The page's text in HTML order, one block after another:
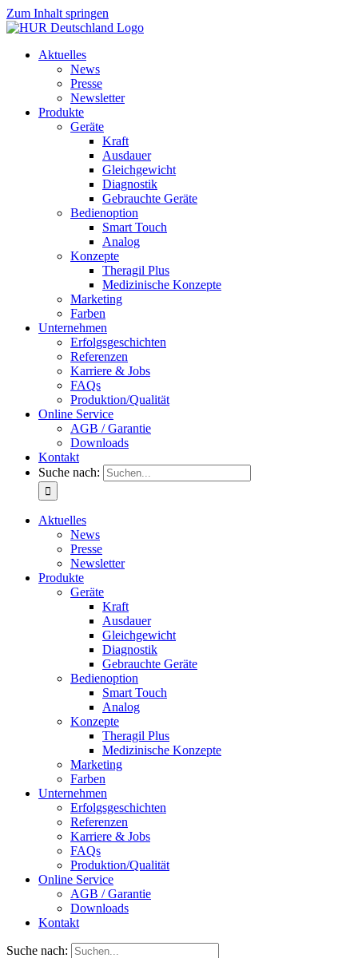
Zum Inhalt springen
Aktuelles
News
Presse
Newsletter
Produkte
Geräte
Kraft
Ausdauer
Gleichgewicht
Diagnostik
Gebrauchte Geräte
Bedienoption
Smart Touch
Analog
Konzepte
Theragil Plus
Medizinische Konzepte
Marketing
Farben
Unternehmen
Erfolgsgeschichten
Referenzen
Karriere & Jobs
FAQs
Produktion/Qualität
Online Service
AGB / Garantie
Downloads
Kontakt
Suche nach:
Aktuelles
News
Presse
Newsletter
Produkte
Geräte
Kraft
Ausdauer
Gleichgewicht
Diagnostik
Gebrauchte Geräte
Bedienoption
Smart Touch
Analog
Konzepte
Theragil Plus
Medizinische Konzepte
Marketing
Farben
Unternehmen
Erfolgsgeschichten
Referenzen
Karriere & Jobs
FAQs
Produktion/Qualität
Online Service
AGB / Garantie
Downloads
Kontakt
Suche nach: